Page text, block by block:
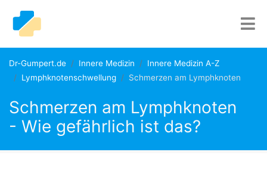
Dr-Gumpert.de Innere Medizin
Innere Medizin A-Z
Lymphknotenschwellung
Schmerzen am Lymphknoten
Schmerzen am Lymphknoten
- Wie gefährlich ist das?